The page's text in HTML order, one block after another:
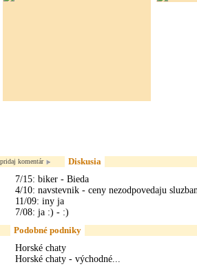
pridaj komentár
Diskusia
7/15: biker - Bieda
4/10: navstevnik - ceny nezodpovedaju
11/09: iny ja
7/08: ja :) - :)
Podobné podniky
Horské chaty
Horské chaty - východné...